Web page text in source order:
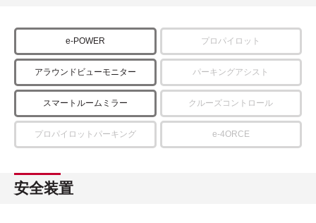
e-POWER プロパイロット
アラウンドビューモニター パーキングアシスト
スマートルームミラー クルーズコントロール
プロパイロットパーキング e-4ORCE
安全装置